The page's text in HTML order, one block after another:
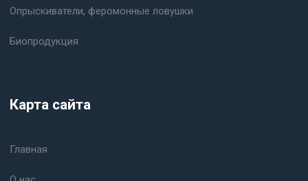
Опрыскиватели, феромонные ловушки
Биопродукция
Карта сайта
Главная